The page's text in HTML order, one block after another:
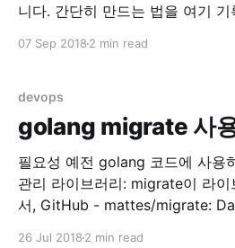
니다. 간단히 만드는 법을 여기 기록 합니다. 화면 기록(실
설정 > 제어 센터 > 제어 항목 사
07 Sep 2018 2 min read
devops
golang migrate 사
필요성 예전 golang 코드에 사용하고 있는 db migration
관리 라이브러리: migrate이 라이
서, GitHub - mattes/migrate:
26 Jul 2018 2 min read